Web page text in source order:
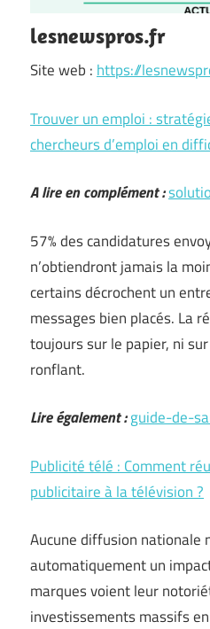
lesnewspros.fr
Site web : https://
Trouver un emploi :
chercheurs d’emploi en
A lire en complément :
57% des candidatures
n’obtiendront jamais la
certains décrochent un
messages bien placés. La
toujours sur le papier, ni
ronflant.
Lire également :guide-de-
Publicité télé : Comment
publicitaire à la télévision ?
Aucune diffusion nationale
automatiquement un
marques voient leur
investissements massifs